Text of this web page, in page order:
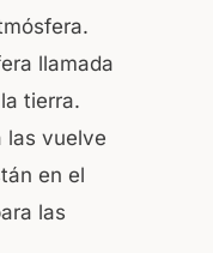
llamada
tierra.
las vuelve
en el
las